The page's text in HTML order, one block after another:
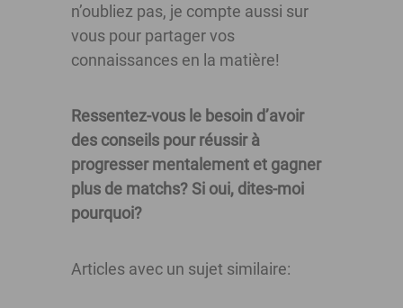
n’oubliez pas, je compte aussi sur
vous pour partager vos
connaissances en la matière!
Ressentez-vous le besoin d’avoir
des conseils pour réussir à
progresser mentalement et gagner
plus de matchs? Si oui, dites-moi
pourquoi?
Articles avec un sujet similaire: